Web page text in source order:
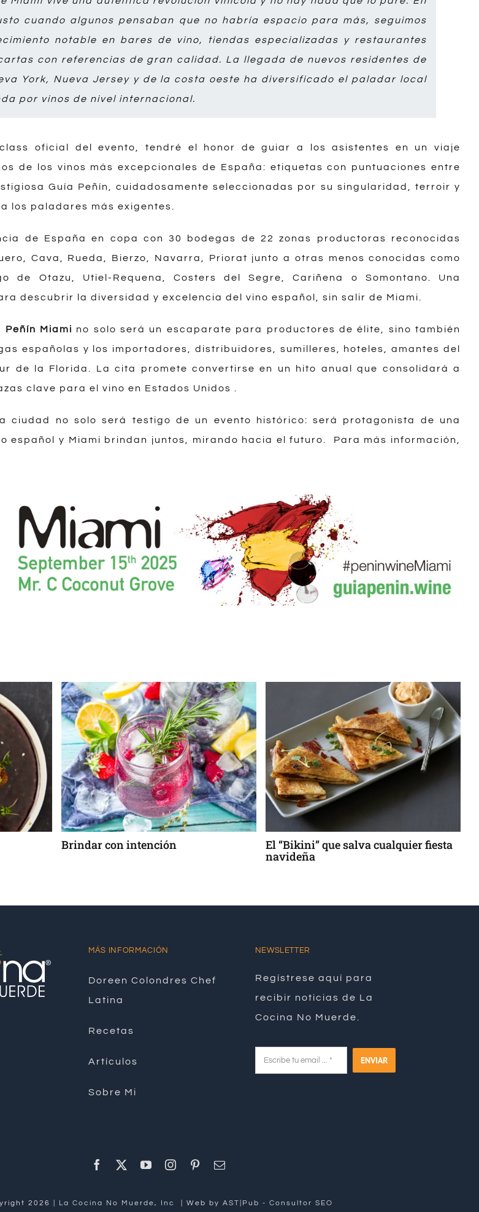
cuando algunos pensaban que no habría espacio para más, seguimos
notable en bares de vino, tiendas especializadas y restaurantes
con referencias de gran calidad. La llegada de nuevos residentes de
York, Nueva Jersey y de la costa oeste ha diversificado el paladar local
por vinos de nivel internacional.
oficial del evento, tendré el honor de guiar a los asistentes en un viaje
de los vinos más excepcionales de España: etiquetas con puntuaciones entre
Guía Peñín, cuidadosamente seleccionadas por su singularidad, terroir y
los paladares más exigentes.
de España en copa con 30 bodegas de 22 zonas productoras reconocidas
Cava, Rueda, Bierzo, Navarra, Priorat junto a otras menos conocidas como
de Otazu, Utiel-Requena, Costers del Segre, Cariñena o Somontano. Una
descubrir la diversidad y excelencia del vino español, sin salir de Miami.
Miami no solo será un escaparate para productores de élite, sino también
españolas y los importadores, distribuidores, sumilleres, hoteles, amantes del
de la Florida. La cita promete convertirse en un hito anual que consolidará a
clave para el vino en Estados Unidos .
ciudad no solo será testigo de un evento histórico: será protagonista de una
español y Miami brindan juntos, mirando hacia el futuro.
Para más información,
El “Bikini” que salva cualquier fiesta ¿Salsa macha o chili oil?
pero no iguales
MÁS INFORMACIÓN
Doreen Colondres Chef
Latina
Recetas
Artículos
Sobre Mi
NEWSLETTER
Regístrese aquí para
recibir noticias de La
Cocina No Muerde.
ENVIAR
2026 | La Cocina No Muerde, Inc | Web by AST|Pub - Consultor SEO